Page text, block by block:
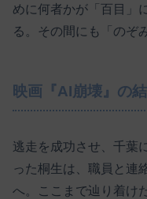
めに何者かが「百目」
る。その間にも「のぞ
映画『AI崩壊』の
逃走を成功させ、千葉
った桐生は、職員と連
へ。ここまで辿り着け